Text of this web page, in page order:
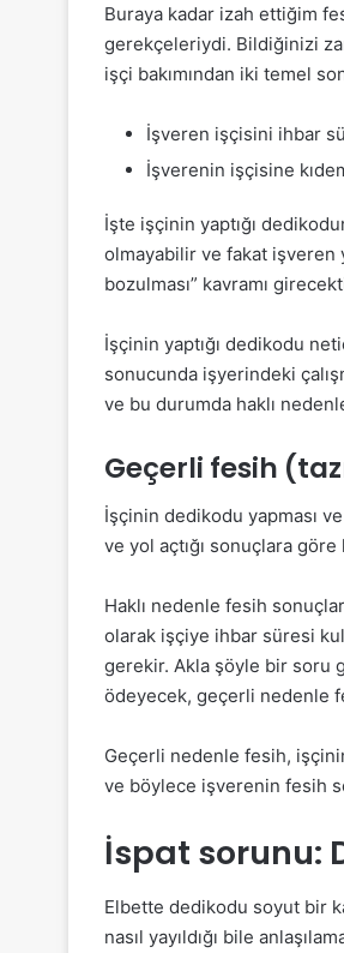
Buraya kadar izah ettiğim
gerekçeleriydi. Bildiğinizi
işçi bakımından iki temel
İşveren işçisini ihbar
İşverenin işçisine
İşte işçinin yaptığı
olmayabilir ve fakat işveren
bozulması” kavramı
İşçinin yaptığı dedikodu
sonucunda işyerindeki
ve bu durumda haklı
Geçerli fesih
İşçinin dedikodu yapması
ve yol açtığı sonuçlara göre
Haklı nedenle fesih
olarak işçiye ihbar süresi
gerekir. Akla şöyle bir soru
ödeyecek, geçerli nedenle
Geçerli nedenle fesih,
ve böylece işverenin fesih
İspat sorunu:
Elbette dedikodu soyut bir
nasıl yayıldığı bile